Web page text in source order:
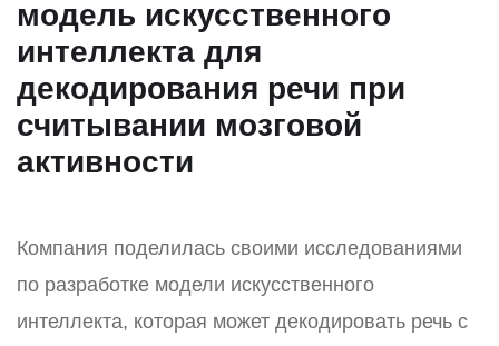
модель искусственного
интеллекта для
декодирования речи при
считывании мозговой
активности
Компания поделилась своими исследованиями
по разработке модели искусственного
интеллекта, которая может декодировать речь с